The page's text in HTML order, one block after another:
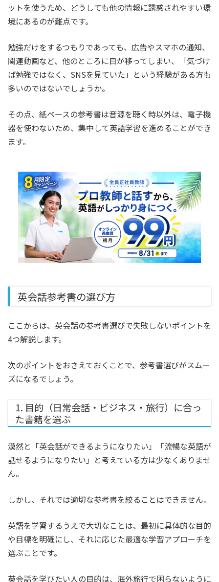
ットを使うため、どうしても他の情報に誘惑されやすい環
境にあるのが難点です。
勉強だけをするつもりであっても、広告やスマホの通知、
関連動画など、他のところに目が移ってしまい、「気づけ
ば勉強ではなく、SNSを見ていた」という経験がある方も
多いのではないでしょうか。
その点、紙ベースの参考書は音源を聴く時以外は、電子機
器を使わないため、集中して英語学習を進めることができ
ます。
英会話参考書の選び方
ここからは、英会話の参考書選びで失敗しないポイントを
4つ解説します。
次のポイントをおさえておくことで、参考書選びがスムー
ズになるでしょう。
1. 目的（日常会話・ビジネス・旅行）に合っ
た書籍を選ぶ
漠然と「英会話ができるようになりたい」「流暢な英語が
話せるようになりたい」と考えている方は少なくありませ
ん。
しかし、それでは適切な参考書を絞ることはできません。
英語を学習するうえで大切なことは、最初に具体的な目的
や目標を明確にし、それに応じた最適な学習アプローチを
選ぶことです。
英会話を学びたい人の目的は、海外旅行で困らないように